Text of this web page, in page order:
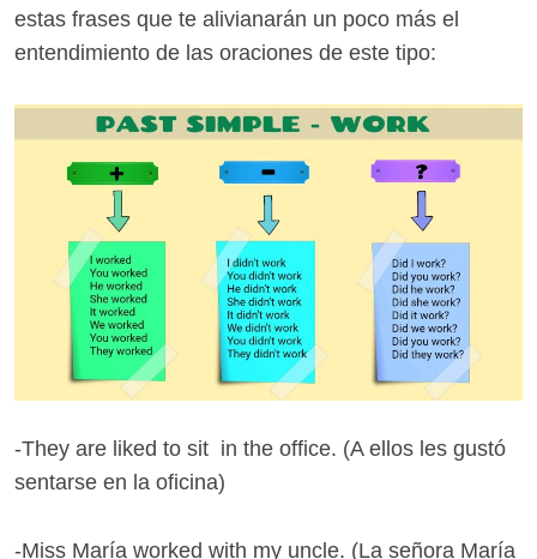
estas frases que te alivianarán un poco más el
entendimiento de las oraciones de este tipo:
-They are liked to sit in the office. (A ellos les gustó
sentarse en la oficina)
-Miss María worked with my uncle. (La señora María